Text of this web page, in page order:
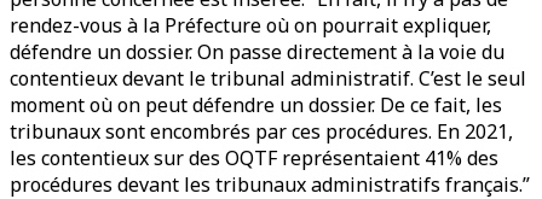
rendez-vous à la Préfecture où on pourrait expliquer,
défendre un dossier. On passe directement à la voie du
contentieux devant le tribunal administratif. C’est le seul
moment où on peut défendre un dossier. De ce fait, les
tribunaux sont encombrés par ces procédures. En 2021,
les contentieux sur des OQTF représentaient 41% des
procédures devant les tribunaux administratifs français.”